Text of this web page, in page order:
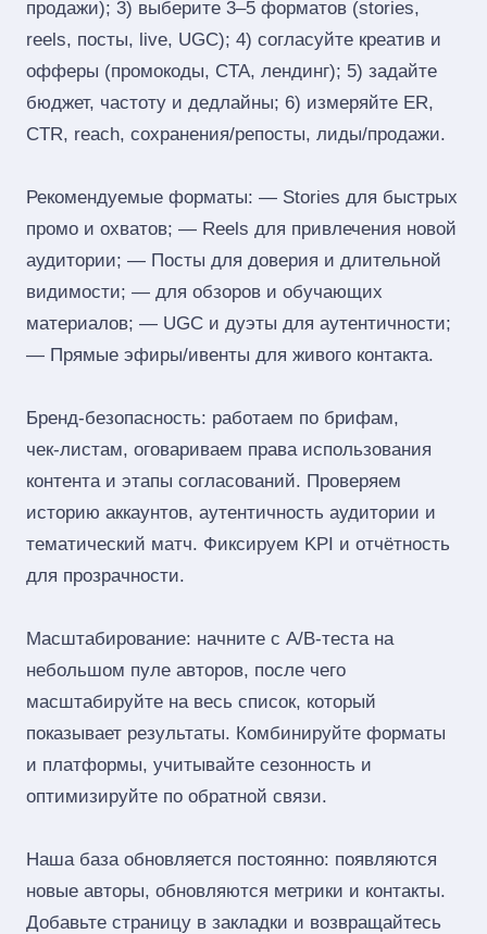
продажи); 3) выберите 3–5 форматов (stories,
reels, посты, live, UGC); 4) согласуйте креатив и
офферы (промокоды, CTA, лендинг); 5) задайте
бюджет, частоту и дедлайны; 6) измеряйте ER,
CTR, reach, сохранения/репосты, лиды/продажи.
Рекомендуемые форматы: — Stories для быстрых
промо и охватов; — Reels для привлечения новой
аудитории; — Посты для доверия и длительной
видимости; — для обзоров и обучающих
материалов; — UGC и дуэты для аутентичности;
— Прямые эфиры/ивенты для живого контакта.
Бренд‑безопасность: работаем по брифам,
чек‑листам, оговариваем права использования
контента и этапы согласований. Проверяем
историю аккаунтов, аутентичность аудитории и
тематический матч. Фиксируем KPI и отчётность
для прозрачности.
Масштабирование: начните с A/B‑теста на
небольшом пуле авторов, после чего
масштабируйте на весь список, который
показывает результаты. Комбинируйте форматы
и платформы, учитывайте сезонность и
оптимизируйте по обратной связи.
Наша база обновляется постоянно: появляются
новые авторы, обновляются метрики и контакты.
Добавьте страницу в закладки и возвращайтесь